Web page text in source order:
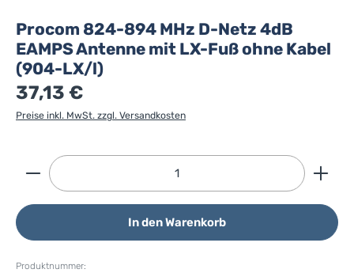
Procom 824-894 MHz D-Netz 4dB
EAMPS Antenne mit LX-Fuß ohne Kabel
(904-LX/l)
37,13 €
Preise inkl. MwSt. zzgl. Versandkosten
Produkt Anzahl: Gib den gewünschten Wert ein
In den Warenkorb
Produktnummer: